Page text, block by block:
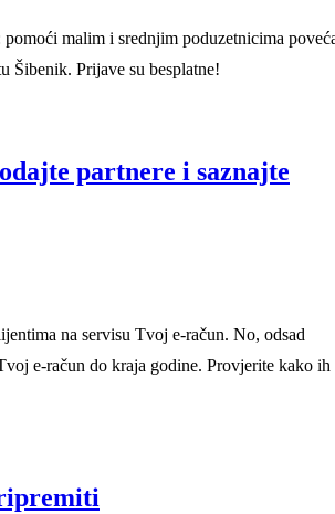
malim i srednjim poduzetnicima
Šibenik. Prijave su besplatne!
partnere i saznajte
na servisu Tvoj e-račun. No, odsad
e-račun do kraja godine. Provjerite kako ih